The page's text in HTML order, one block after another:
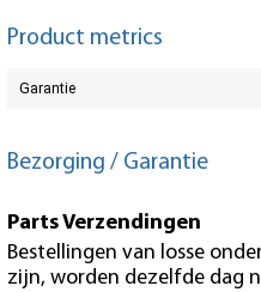
Product metrics
Garantie
Bezorging / Garantie
Parts Verzendingen
Bestellingen van losse
zijn, worden dezelfde dag